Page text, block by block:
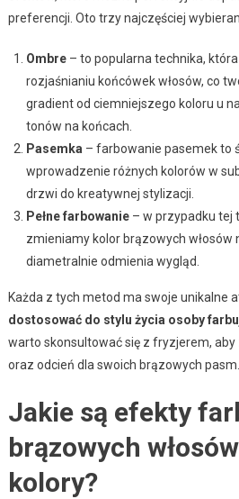
preferencji. Oto trzy najczęściej
Ombre– to popularna technika,
rozjaśnianiu końcówek włosów, co
gradient od ciemniejszego koloru u
tonów na końcach.
Pasemka – farbowanie pasemek to
wprowadzenie różnych kolorów w
drzwi do kreatywnej stylizacji.
Pełne farbowanie– w przypadku tej
zmieniamy kolor brązowych włosów
diametralnie odmienia wygląd.
Każda z tych metod ma swoje unikalne
dostosować do stylu życia osoby
warto skonsultować się z fryzjerem,
oraz odcień dla swoich brązowych pasm.
Jakie są efekty
brązowych
kolory?